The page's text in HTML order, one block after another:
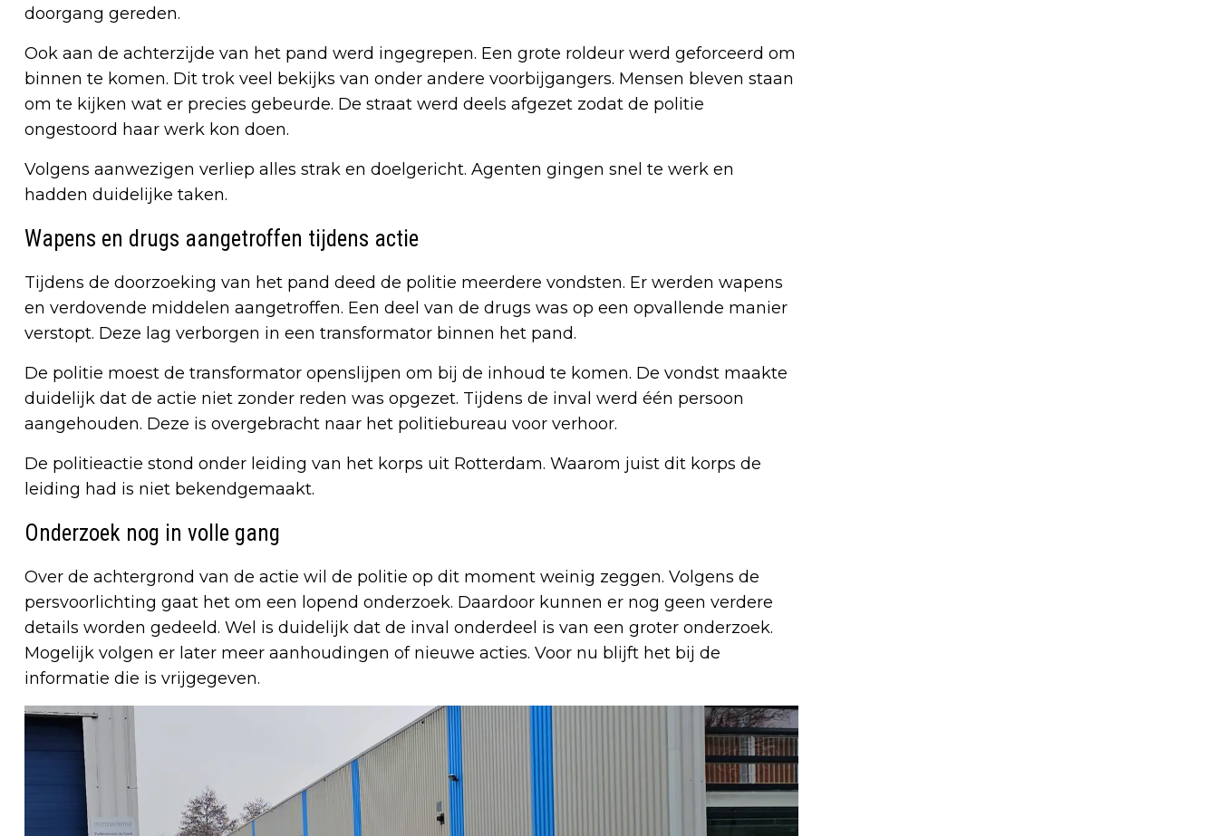
doorgang gereden.
Ook aan de achterzijde van het pand werd ingegrepen. Een grote roldeur werd geforceerd om
binnen te komen. Dit trok veel bekijks van onder andere voorbijgangers. Mensen bleven staan
om te kijken wat er precies gebeurde. De straat werd deels afgezet zodat de politie
ongestoord haar werk kon doen.
Volgens aanwezigen verliep alles strak en doelgericht. Agenten gingen snel te werk en
hadden duidelijke taken.
Wapens en drugs aangetroffen tijdens actie
Tijdens de doorzoeking van het pand deed de politie meerdere vondsten. Er werden wapens
en verdovende middelen aangetroffen. Een deel van de drugs was op een opvallende manier
verstopt. Deze lag verborgen in een transformator binnen het pand.
De politie moest de transformator openslijpen om bij de inhoud te komen. De vondst maakte
duidelijk dat de actie niet zonder reden was opgezet. Tijdens de inval werd één persoon
aangehouden. Deze is overgebracht naar het politiebureau voor verhoor.
De politieactie stond onder leiding van het korps uit Rotterdam. Waarom juist dit korps de
leiding had is niet bekendgemaakt.
Onderzoek nog in volle gang
Over de achtergrond van de actie wil de politie op dit moment weinig zeggen. Volgens de
persvoorlichting gaat het om een lopend onderzoek. Daardoor kunnen er nog geen verdere
details worden gedeeld. Wel is duidelijk dat de inval onderdeel is van een groter onderzoek.
Mogelijk volgen er later meer aanhoudingen of nieuwe acties. Voor nu blijft het bij de
informatie die is vrijgegeven.